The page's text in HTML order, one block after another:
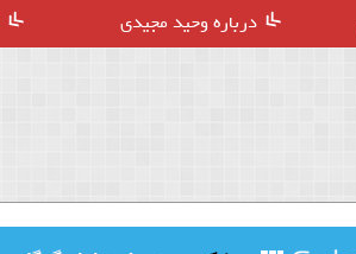
درباره وحید مجیدی